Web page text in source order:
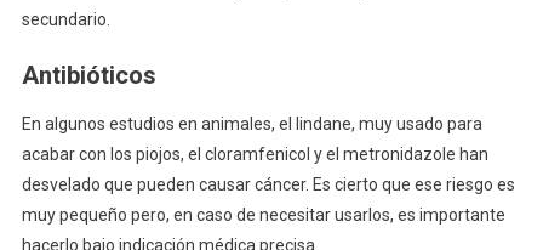
secundario.
Antibióticos
En algunos estudios en animales, el lindane, muy usado para
acabar con los piojos, el cloramfenicol y el metronidazole han
desvelado que pueden causar cáncer. Es cierto que ese riesgo es
muy pequeño pero, en caso de necesitar usarlos, es importante
hacerlo bajo indicación médica precisa.